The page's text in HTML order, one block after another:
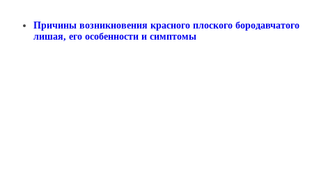
Причины возникновения красного плоского бородавчатого
лишая, его особенности и симптомы